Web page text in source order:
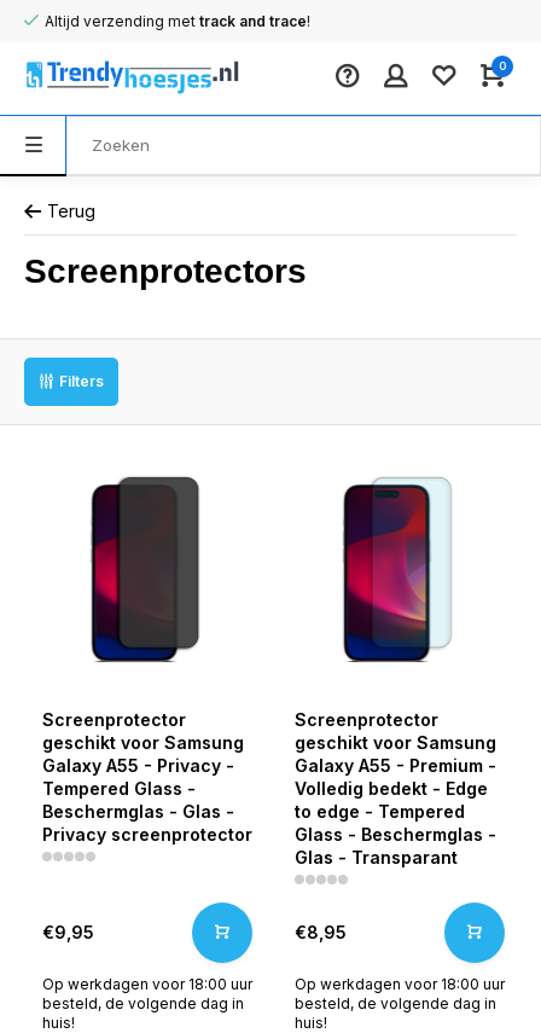
Altijd verzending met track and trace!
0
Terug
Screenprotectors
Filters
Screenprotector
geschikt voor Samsung
Galaxy A55 - Privacy -
Tempered Glass -
Beschermglas - Glas -
Privacy screenprotector
€9,95
Op werkdagen voor 18:00 uur
besteld, de volgende dag in
huis!
Screenprotector
geschikt voor Samsung
Galaxy A55 - Premium -
Volledig bedekt - Edge
to edge - Tempered
Glass - Beschermglas -
Glas - Transparant
€8,95
Op werkdagen voor 18:00 uur
besteld, de volgende dag in
huis!